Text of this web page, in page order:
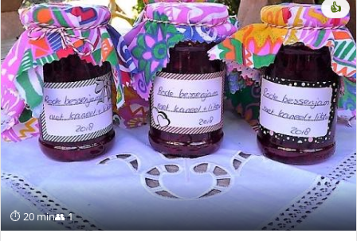
⏱ 20 min👥 1
👍